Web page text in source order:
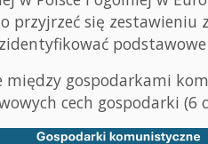
przyjrzeć się zestawieniu
między gospodarkami
cech gospodarki (6